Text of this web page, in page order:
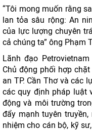
“Tôi mong muốn rằng
lan tỏa sâu rộng: An
của lực lượng chuyên
cả chúng ta” ông Phạm
Lãnh đạo
Chủ động phối hợp
an TP. Cần Thơ và các
các quy định pháp luật
động và môi trường
đẩy mạnh tuyên
nhiệm cho cán bộ, kỹ